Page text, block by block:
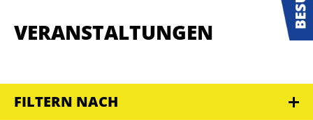
VERANSTALTUNGEN
FILTERN NACH